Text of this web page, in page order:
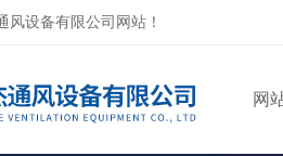
风设备有限公司网站！
网